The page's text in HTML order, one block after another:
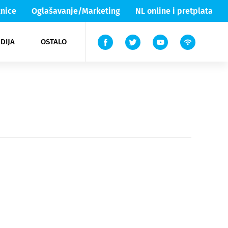
Oglašavanje/Marketing NL online i pretplata
OSTALO
Lika & Senj
TV